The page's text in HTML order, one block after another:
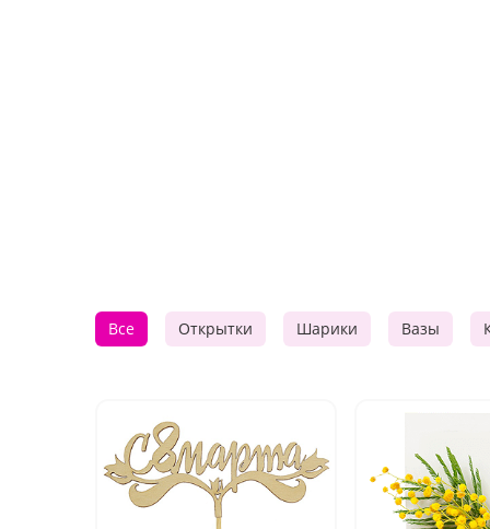
Все Открытки Шарики Вазы